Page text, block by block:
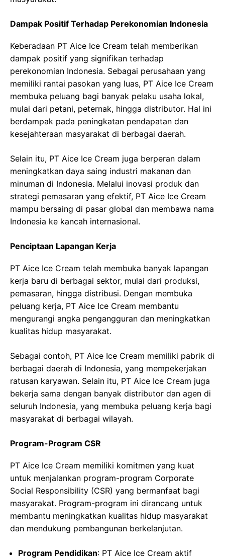
Dampak Positif Terhadap Perekonomian Indonesia
Keberadaan PT Aice Ice Cream telah memberikan
dampak positif yang signifikan terhadap
perekonomian Indonesia. Sebagai perusahaan yang
memiliki rantai pasokan yang luas, PT Aice Ice Cream
membuka peluang bagi banyak pelaku usaha lokal,
mulai dari petani, peternak, hingga distributor. Hal ini
berdampak pada peningkatan pendapatan dan
kesejahteraan masyarakat di berbagai daerah.
Selain itu, PT Aice Ice Cream juga berperan dalam
meningkatkan daya saing industri makanan dan
minuman di Indonesia. Melalui inovasi produk dan
strategi pemasaran yang efektif, PT Aice Ice Cream
mampu bersaing di pasar global dan membawa nama
Indonesia ke kancah internasional.
Penciptaan Lapangan Kerja
PT Aice Ice Cream telah membuka banyak lapangan
kerja baru di berbagai sektor, mulai dari produksi,
pemasaran, hingga distribusi. Dengan membuka
peluang kerja, PT Aice Ice Cream membantu
mengurangi angka pengangguran dan meningkatkan
kualitas hidup masyarakat.
Sebagai contoh, PT Aice Ice Cream memiliki pabrik di
berbagai daerah di Indonesia, yang mempekerjakan
ratusan karyawan. Selain itu, PT Aice Ice Cream juga
bekerja sama dengan banyak distributor dan agen di
seluruh Indonesia, yang membuka peluang kerja bagi
masyarakat di berbagai wilayah.
Program-Program CSR
PT Aice Ice Cream memiliki komitmen yang kuat
untuk menjalankan program-program Corporate
Social Responsibility (CSR) yang bermanfaat bagi
masyarakat. Program-program ini dirancang untuk
membantu meningkatkan kualitas hidup masyarakat
dan mendukung pembangunan berkelanjutan.
Program Pendidikan: PT Aice Ice Cream aktif